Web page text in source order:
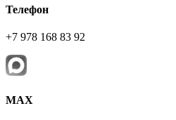
Телефон
+7 978 168 83 92
МАХ